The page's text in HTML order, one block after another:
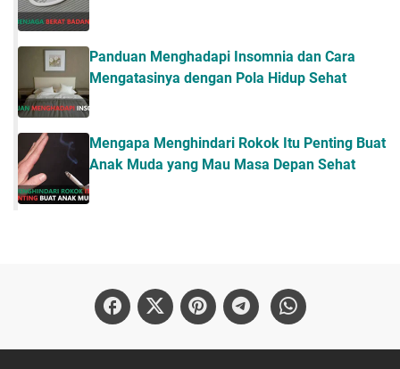
Panduan Menghadapi Insomnia dan Cara
Mengatasinya dengan Pola Hidup Sehat
Mengapa Menghindari Rokok Itu Penting Buat
Anak Muda yang Mau Masa Depan Sehat